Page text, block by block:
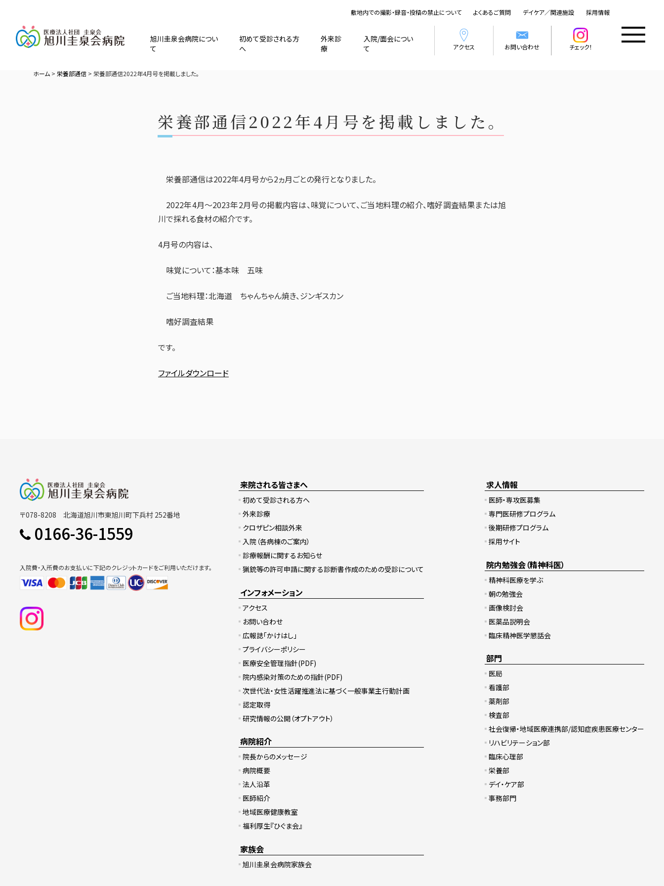
敷地内での撮影・録音・投稿の禁止について よくあるご質問 デイケア／関連施設 採用情報
旭川圭泉会病院につい
て
初めて受診される方
へ
外来診
療
入院/面会につい
て
アクセス お問い合わせ チェック！
ホーム > 栄養部通信 > 栄養部通信2022年4月号を掲載しました。
栄養部通信2022年4月号を掲載しました。
栄養部通信は2022年4月号から2ヵ月ごとの発行となりました。
2022年4月～2023年2月号の掲載内容は、味覚について、ご当地料理の紹介、嗜好調査結果または旭
川で採れる食材の紹介です。
4月号の内容は、
味覚について：基本味 五味
ご当地料理：北海道 ちゃんちゃん焼き、ジンギスカン
嗜好調査結果
です。
ファイルダウンロード
〒078-8208 北海道旭川市東旭川町下兵村 252番地
0166-36-1559
入院費・入所費のお支払いに下記のクレジットカードをご利用いただけます。
来院される皆さまへ
初めて受診される方へ
外来診療
クロザピン相談外来
入院（各病棟のご案内）
診療報酬に関するお知らせ
猟銃等の許可申請に関する診断書作成のための受診について
インフォメーション
アクセス
お問い合わせ
広報誌「かけはし」
プライバシーポリシー
医療安全管理指針(PDF)
院内感染対策のための指針(PDF)
次世代法・女性活躍推進法に基づく一般事業主行動計画
認定取得
研究情報の公開（オプトアウト）
病院紹介
院長からのメッセージ
病院概要
法人沿革
医師紹介
地域医療健康教室
福利厚生『ひぐま会』
家族会
旭川圭泉会病院家族会
求人情報
医師・専攻医募集
専門医研修プログラム
後期研修プログラム
採用サイト
院内勉強会（精神科医）
精神科医療を学ぶ
朝の勉強会
画像検討会
医薬品説明会
臨床精神医学懇話会
部門
医局
看護部
薬剤部
検査部
社会復帰・地域医療連携部/認知症疾患医療センター
リハビリテーション部
臨床心理部
栄養部
デイ・ケア部
事務部門